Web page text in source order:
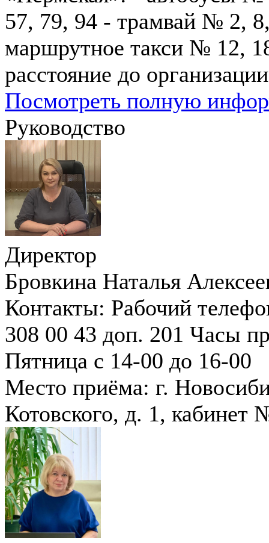
57, 79, 94 - трамвай № 2,
маршрутное такси № 12,
расстояние до
Посмотреть полную
Руководство
Директор
Бровкина Наталья
Контакты: Рабочий
308 00 43 доп. 201 Часы
Пятница с 14-00 до 16-00
Место приёма: г.
Котовского, д. 1, кабинет